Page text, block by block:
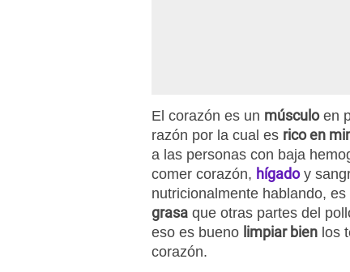
El corazón es un músculoen
razón por la cual es rico en
a las personas con baja
comer corazón, hígadoy
nutricionalmente hablando,
grasa que otras partes del
eso es bueno limpiar bien los
corazón.